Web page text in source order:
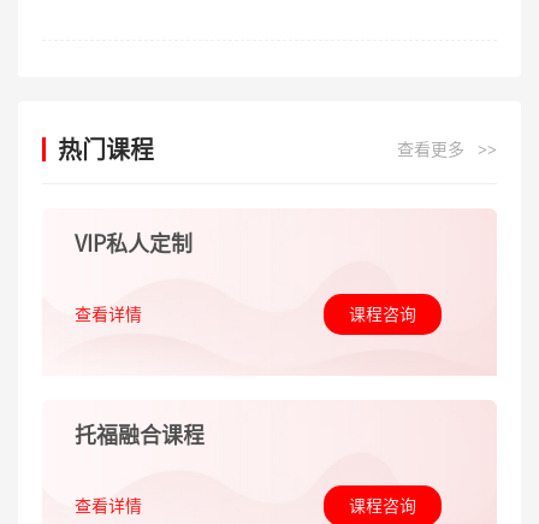
热门课程 查看更多 >>
VIP私人定制
查看详情 课程咨询
托福融合课程
查看详情 课程咨询